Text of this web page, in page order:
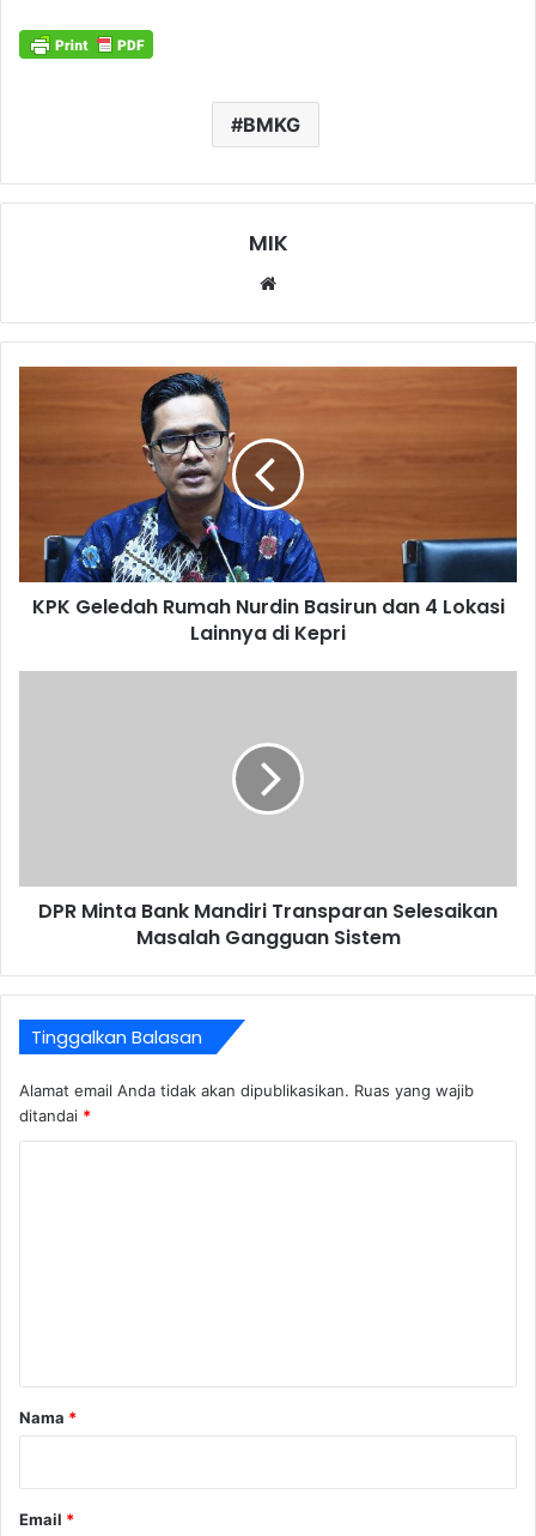
BMKG
MIK
KPK Geledah Rumah Nurdin Basirun dan 4 Lokasi
Lainnya di Kepri
DPR Minta Bank Mandiri Transparan Selesaikan
Masalah Gangguan Sistem
Tinggalkan Balasan
Alamat email Anda tidak akan dipublikasikan. Ruas yang wajib
ditandai *
rNama *
Email *